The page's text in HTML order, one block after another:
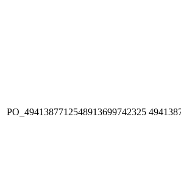
PO_4941387712548913699742325